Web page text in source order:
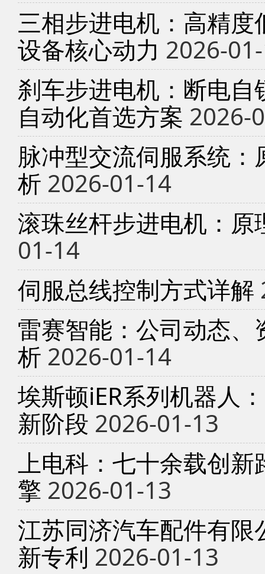
三相步进电机：高精
设备核心动力 2026-
刹车步进电机：断电
自动化首选方案 2026-
脉冲型交流伺服系统
析 2026-01-14
滚珠丝杆步进电机：
01-14
伺服总线控制方式详解
雷赛智能：公司动态
析 2026-01-14
埃斯顿iER系列机器人
新阶段 2026-01-13
上电科：七十余载创
擎 2026-01-13
江苏同济汽车配件有
新专利 2026-01-13